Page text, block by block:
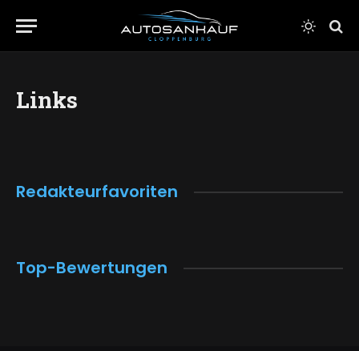
Links
Redakteurfavoriten
Top-Bewertungen